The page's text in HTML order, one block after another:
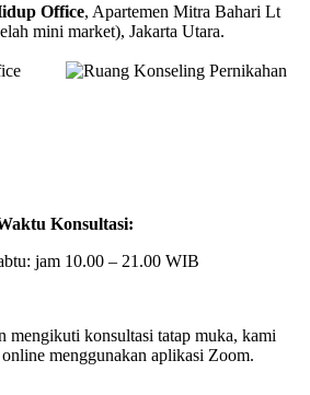
Office, Apartemen Mitra Bahari Lt
mini market), Jakarta Utara.
Konsultasi:
jam 10.00 – 21.00 WIB
mengikuti konsultasi tatap muka, kami
menggunakan aplikasi Zoom.